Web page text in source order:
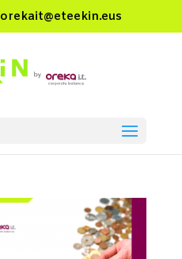
orekait@eteekin.eus